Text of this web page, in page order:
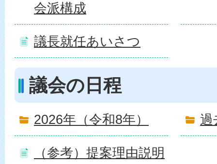
会派構成
議長就任あいさつ
議会の日程
2026年（令和8年） 過
（参考）提案理由説明